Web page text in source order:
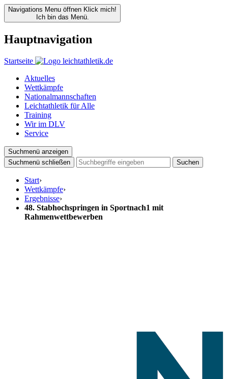
Navigations Menu öffnen Klick mich!
Ich bin das Menü.
Hauptnavigation
Startseite
Aktuelles
Wettkämpfe
Nationalmannschaften
Leichtathletik für Alle
Training
Wir im DLV
Service
Suchmenü anzeigen
Suchmenü schließen
Suchen
Start›
Wettkämpfe›
Ergebnisse›
48. Stabhochspringen in Sportnach1 mit
Rahmenwettbewerben